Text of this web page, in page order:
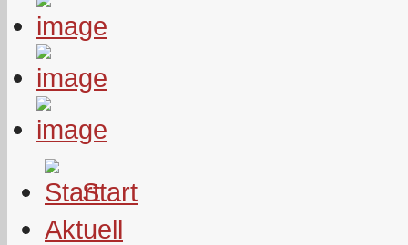
Start
Aktuell